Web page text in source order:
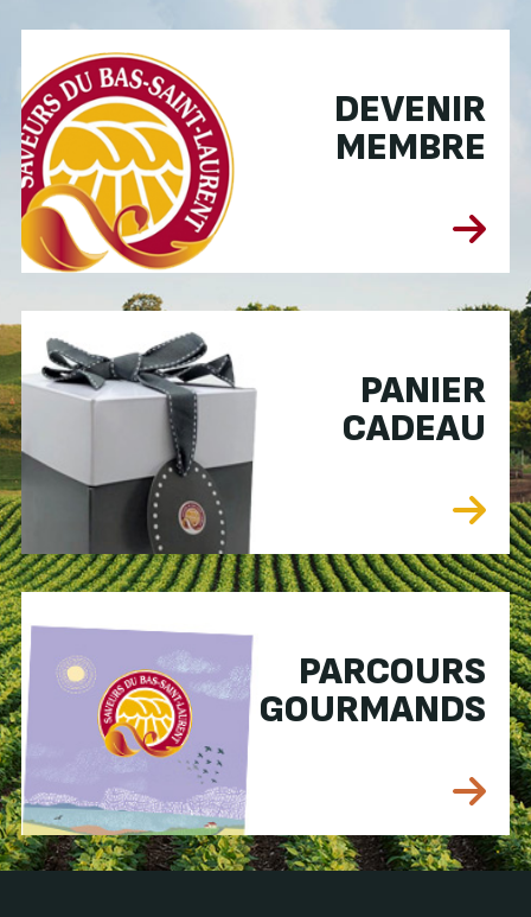
DEVENIR
MEMBRE
PANIER
CADEAU
PARCOURS
GOURMANDS